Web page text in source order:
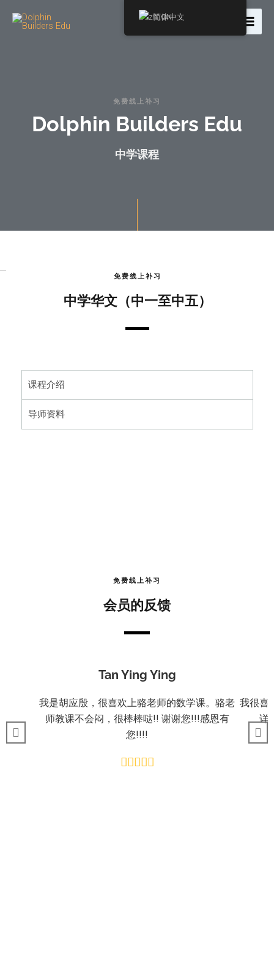
免费线上补习
Dolphin Builders Edu
中学课程
免费线上补习
中学华文（中一至中五）
课程介绍
导师资料
免费线上补习
会员的反馈
Tan Ying Ying
我是胡应殷，很喜欢上骆老师的数学课。骆老
师教课不会闷，很棒棒哒!! 谢谢您!!!感恩有
您!!!!
我很喜
详
简体中文